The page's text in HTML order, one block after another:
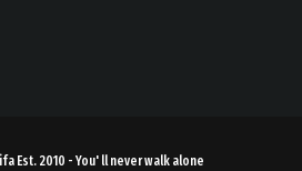
Est. 2010 - You' ll never walk alone